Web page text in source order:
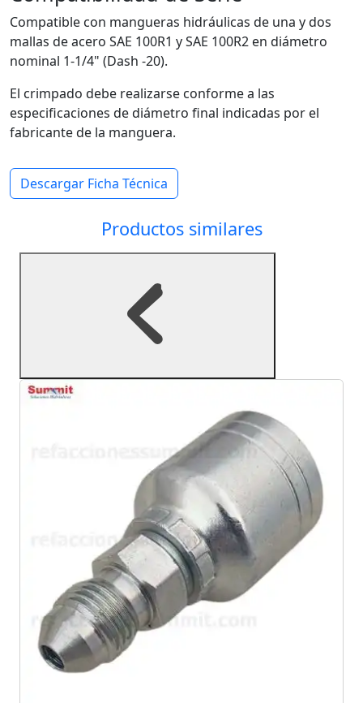
Compatible con mangueras hidráulicas de una y dos
mallas de acero SAE 100R1 y SAE 100R2 en diámetro
nominal 1-1/4" (Dash -20).
El crimpado debe realizarse conforme a las
especificaciones de diámetro final indicadas por el
fabricante de la manguera.
Descargar Ficha Técnica
Productos similares